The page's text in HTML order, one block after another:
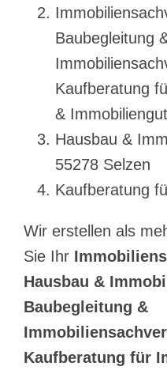
Baubegleitung
Kaufberatung
&
Hausbau &
55278 Selzen
Kaufberatung
Wir erstellen als
Sie Ihr
Hausbau &
Baubegleitung &
Kaufberatung für